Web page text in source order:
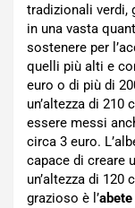
tradizionali verdi,
in una vasta
sostenere per
quelli più alti e
euro o di più di
un’altezza di
essere messi
circa 3 euro.
capace di creare
un’altezza di
grazioso è l’